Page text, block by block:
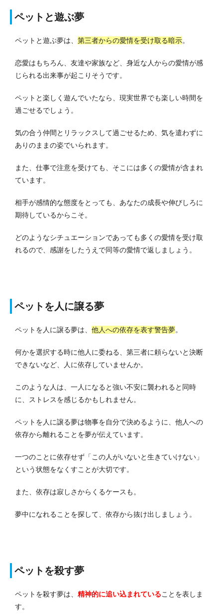
ペットと遊ぶ夢
ペットと遊ぶ夢は、 第三者からの愛情を受け取る暗示。
恋愛はもちろん、友達や家族など、身近な人からの愛情が感
じられる出来事が起こりそうです。
ペットと楽しく遊んでいたなら、現実世界でも楽しい時間を
過ごせるでしょう。
気の合う仲間とリラックスして過ごせるため、気を遣わずに
ありのままの姿でいられます。
また、仕事で注意を受けても、そこには多くの愛情が含まれ
ています。
相手が感情的な態度をとっても、あなたの成長や伸びしろに
期待しているからこそ。
どのようなシチュエーションであっても多くの愛情を受け取
れるので、感謝をしたうえで同等の愛情で返しましょう。
ペットを人に譲る夢
ペットを人に譲る夢は、 他人への依存を表す警告夢。
何かを選択する時に他人に委ねる、第三者に頼らないと決断
できないなど、人に依存していませんか。
このような人は、一人になると強い不安に襲われると同時
に、ストレスを感じるかもしれません。
ペットを人に譲る夢は物事を自分で決めるように、他人への
依存から離れることを夢が伝えています。
一つのことに依存せず「この人がいないと生きていけない」
という状態をなくすことが大切です。
また、依存は寂しさからくるケースも。
夢中になれることを探して、依存から抜け出しましょう。
ペットを殺す夢
ペットを殺す夢は、 精神的に追い込まれていることを表しま
す。